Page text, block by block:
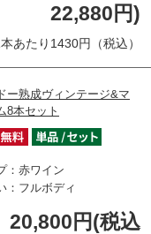
22,880円)
あたり1430円（税込）
ー熟成ヴィンテージ&マ
8本セット
：赤ワイン
：フルボディ
20,800円(税込